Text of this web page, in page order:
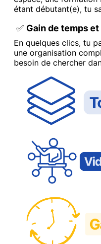
étant débutant(e), tu
✅ Gain de temps
En quelques clics, tu
une organisation
besoin de chercher